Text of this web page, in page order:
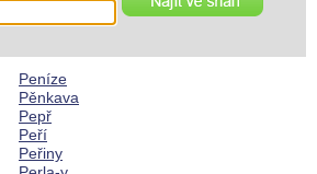
Peníze
Pěnkava
Pepř
Peří
Peřiny